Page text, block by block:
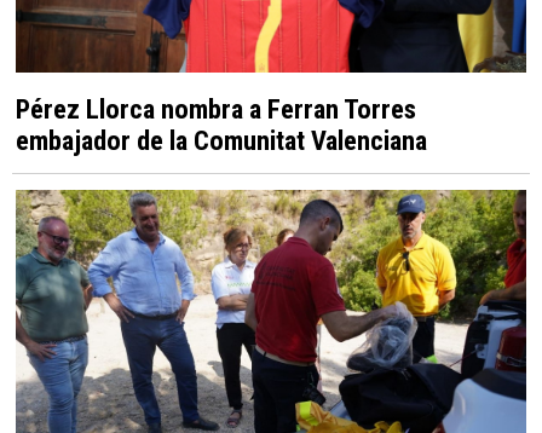
Pérez Llorca nombra a Ferran Torres
embajador de la Comunitat Valenciana